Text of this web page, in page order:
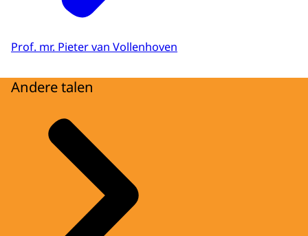
Prof. mr. Pieter van Vollenhoven
Andere talen